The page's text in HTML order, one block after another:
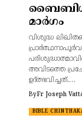
ബൈബിൾ
മാർഗം
വിശുദ്ധ
അവിടത്തെ
ഉദ്ത്ഭവിച്ചത്.…
ByFr Joseph
BIBLE